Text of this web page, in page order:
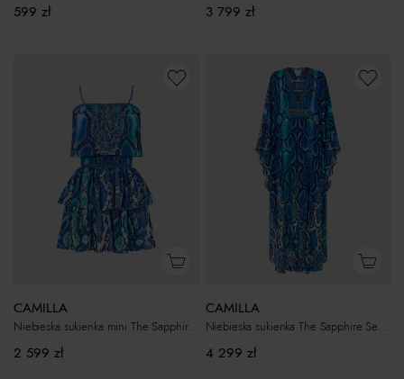
599 zł 3 799 zł
CAMILLA
Niebieska sukienka mini The Sapphire Serpent
2 599 zł
CAMILLA
Niebieska sukienka The Sapphire Serpent
4 299 zł